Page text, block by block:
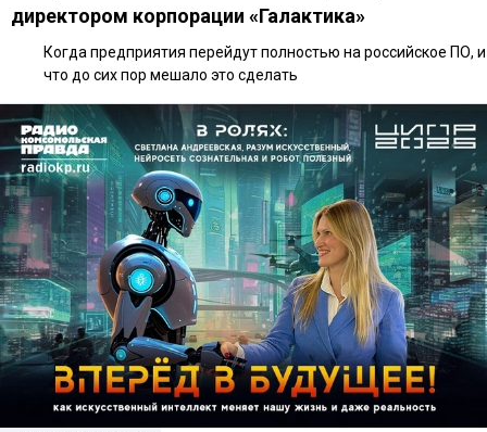
директором корпорации «Галактика»
Когда предприятия перейдут полностью на российское ПО, и
что до сих пор мешало это сделать